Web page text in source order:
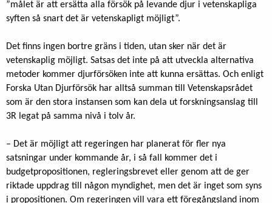
”målet är att ersätta alla försök på levande djur i vetenskapliga
syften så snart det är vetenskapligt möjligt”.
Det finns ingen bortre gräns i tiden, utan sker när det är
vetenskaplig möjligt. Satsas det inte på att utveckla alternativa
metoder kommer djurförsöken inte att kunna ersättas. Och enligt
Forska Utan Djurförsök har alltså summan till Vetenskapsrådet
som är den stora instansen som kan dela ut forskningsanslag till
3R legat på samma nivå i tolv år.
– Det är möjligt att regeringen har planerat för fler nya
satsningar under kommande år, i så fall kommer det i
budgetpropositionen, regleringsbrevet eller genom att de ger
riktade uppdrag till någon myndighet, men det är inget som syns
i propositionen. Om regeringen vill vara ett föregångsland inom